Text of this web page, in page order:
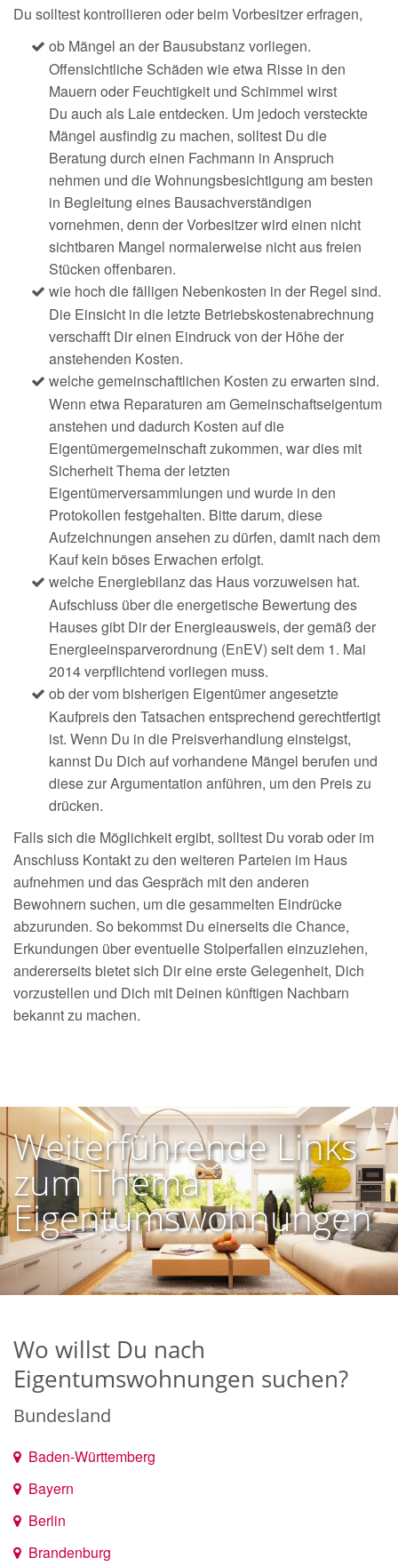
Du solltest kontrollieren oder beim Vorbesitzer erfragen,
ob Mängel an der Bausubstanz vorliegen.
Offensichtliche Schäden wie etwa Risse in den
Mauern oder Feuchtigkeit und Schimmel wirst
Du auch als Laie entdecken. Um jedoch versteckte
Mängel ausfindig zu machen, solltest Du die
Beratung durch einen Fachmann in Anspruch
nehmen und die Wohnungsbesichtigung am besten
in Begleitung eines Bausachverständigen
vornehmen, denn der Vorbesitzer wird einen nicht
sichtbaren Mangel normalerweise nicht aus freien
Stücken offenbaren.
wie hoch die fälligen Nebenkosten in der Regel sind.
Die Einsicht in die letzte Betriebskostenabrechnung
verschafft Dir einen Eindruck von der Höhe der
anstehenden Kosten.
welche gemeinschaftlichen Kosten zu erwarten sind.
Wenn etwa Reparaturen am Gemeinschaftseigentum
anstehen und dadurch Kosten auf die
Eigentümergemeinschaft zukommen, war dies mit
Sicherheit Thema der letzten
Eigentümerversammlungen und wurde in den
Protokollen festgehalten. Bitte darum, diese
Aufzeichnungen ansehen zu dürfen, damit nach dem
Kauf kein böses Erwachen erfolgt.
welche Energiebilanz das Haus vorzuweisen hat.
Aufschluss über die energetische Bewertung des
Hauses gibt Dir der Energieausweis, der gemäß der
Energieeinsparverordnung (EnEV) seit dem 1. Mai
2014 verpflichtend vorliegen muss.
ob der vom bisherigen Eigentümer angesetzte
Kaufpreis den Tatsachen entsprechend gerechtfertigt
ist. Wenn Du in die Preisverhandlung einsteigst,
kannst Du Dich auf vorhandene Mängel berufen und
diese zur Argumentation anführen, um den Preis zu
drücken.
Falls sich die Möglichkeit ergibt, solltest Du vorab oder im
Anschluss Kontakt zu den weiteren Parteien im Haus
aufnehmen und das Gespräch mit den anderen
Bewohnern suchen, um die gesammelten Eindrücke
abzurunden. So bekommst Du einerseits die Chance,
Erkundungen über eventuelle Stolperfallen einzuziehen,
andererseits bietet sich Dir eine erste Gelegenheit, Dich
vorzustellen und Dich mit Deinen künftigen Nachbarn
bekannt zu machen.
Weiterführende Links
zum Thema
Eigentumswohnungen
Wo willst Du nach
Eigentumswohnungen suchen?
Bundesland
Baden-Württemberg
Bayern
Berlin
Brandenburg